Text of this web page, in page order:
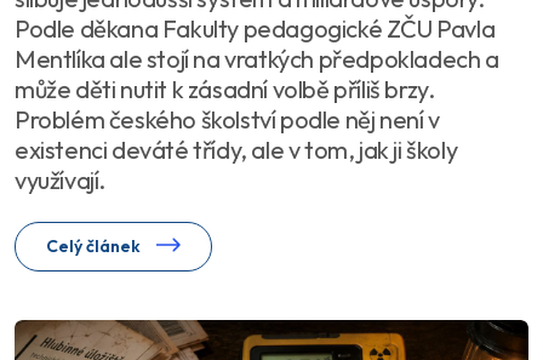
Podle děkana Fakulty pedagogické ZČU Pavla
Mentlíka ale stojí na vratkých předpokladech a
může děti nutit k zásadní volbě příliš brzy.
Problém českého školství podle něj není v
existenci deváté třídy, ale v tom, jak ji školy
využívají.
Celý článek